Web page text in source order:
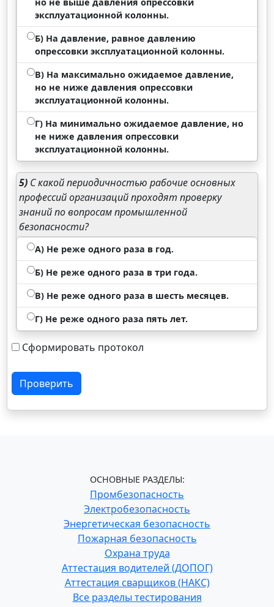
эксплуатационной колонны.
Б) На давление, равное давлению
опрессовки эксплуатационной колонны.
В) На максимально ожидаемое давление,
но не ниже давления опрессовки
эксплуатационной колонны.
Г) На минимально ожидаемое давление, но
не ниже давления опрессовки
эксплуатационной колонны.
5) С какой периодичностью рабочие основных
профессий организаций проходят проверку
знаний по вопросам промышленной
безопасности?
А) Не реже одного раза в год.
Б) Не реже одного раза в три года.
В) Не реже одного раза в шесть месяцев.
Г) Не реже одного раза пять лет.
Сформировать протокол
Проверить
ОСНОВНЫЕ РАЗДЕЛЫ:
Промбезопасность
Электробезопасность
Энергетическая безопасность
Пожарная безопасность
Охрана труда
Аттестация водителей (ДОПОГ)
Аттестация сварщиков (НАКС)
Все разделы тестирования